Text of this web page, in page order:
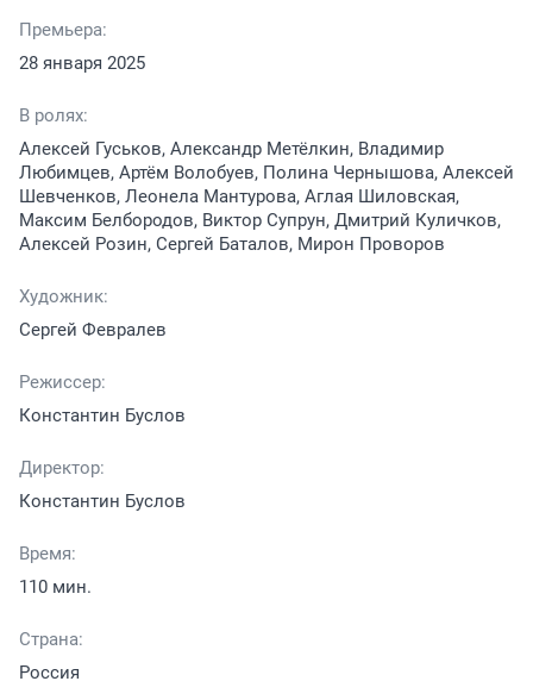
Премьера:
28 января 2025
В ролях:
Алексей Гуськов, Александр Метёлкин, Владимир
Любимцев, Артём Волобуев, Полина Чернышова, Алексей
Шевченков, Леонела Мантурова, Аглая Шиловская,
Максим Белбородов, Виктор Супрун, Дмитрий Куличков,
Алексей Розин, Сергей Баталов, Мирон Проворов
Художник:
Сергей Февралев
Режиссер:
Константин Буслов
Директор:
Константин Буслов
Время:
110 мин.
Страна:
Россия